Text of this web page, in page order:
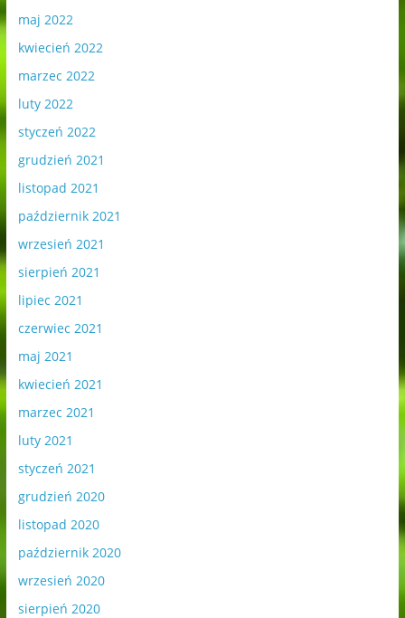
maj 2022
kwiecień 2022
marzec 2022
luty 2022
styczeń 2022
grudzień 2021
listopad 2021
październik 2021
wrzesień 2021
sierpień 2021
lipiec 2021
czerwiec 2021
maj 2021
kwiecień 2021
marzec 2021
luty 2021
styczeń 2021
grudzień 2020
listopad 2020
październik 2020
wrzesień 2020
sierpień 2020